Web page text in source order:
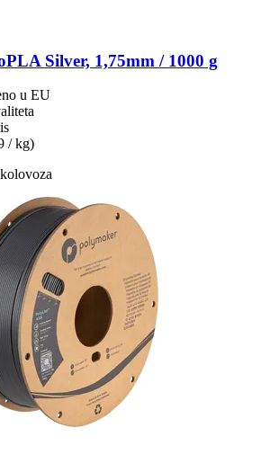
Silver, 1,75mm / 1000 g
u EU
/ kg)